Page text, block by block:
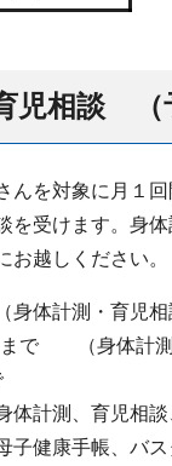
児相談 （
んを対象に月１
を受けます。身
お越しください。
体計測・育児相
で （身体計測
、育児相談、
康手帳、バス